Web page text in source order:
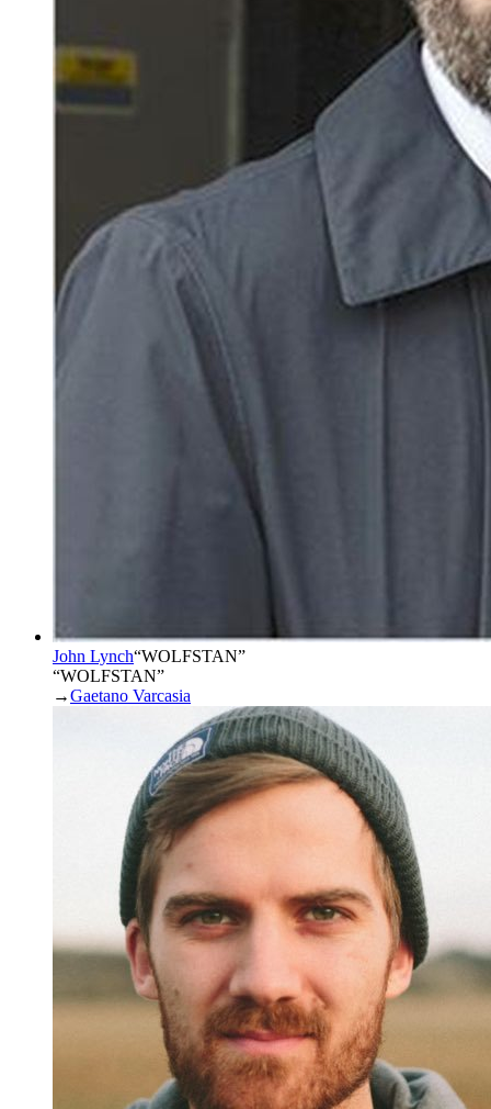
John Lynch“WOLFSTAN”
“WOLFSTAN”
→Gaetano Varcasia